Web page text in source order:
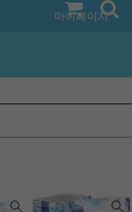
마이페이지